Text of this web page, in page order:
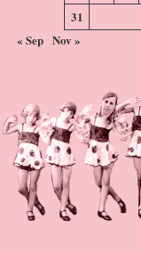
31
« Sep Nov »